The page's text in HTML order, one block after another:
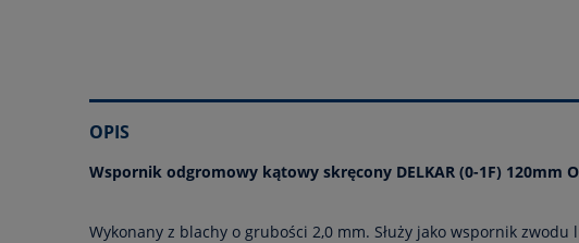
OPIS
Wspornik odgromowy kątowy skręcony DELKAR (0-1F) 120mm
Wykonany z blachy o grubości 2,0 mm. Służy jako wspornik